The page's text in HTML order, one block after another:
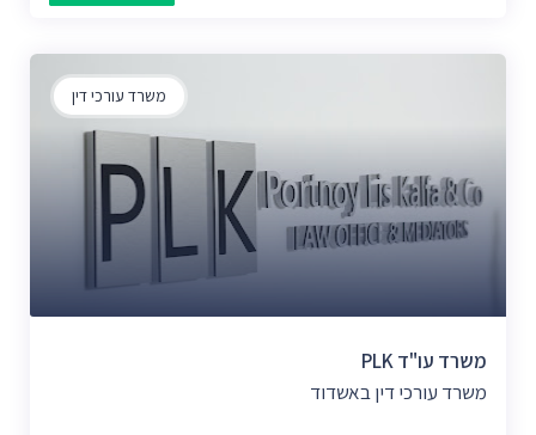
משרד עורכי דין
משרד עו"ד PLK
משרד עורכי דין באשדוד